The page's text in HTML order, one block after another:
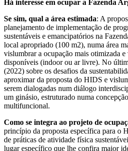
Há interesse em ocupar a Fazenda
Se sim, qual a área estimada: A
planejamento de implementação de
sustentáveis e emancipatórios na
local apropriado (100 m2), numa área
vislumbrar a ocupação mais otimizada e
disponíveis (indoor ou ar livre). No
(2022) sobre os desafios da
aproximar da proposta do HIDS e
serem dialogadas num diálogo
um ginásio, estruturado numa
multifuncional.
Como se integra ao projeto de
princípio da proposta específica para o
de práticas de atividade física
lugar específico que lhe confira maior